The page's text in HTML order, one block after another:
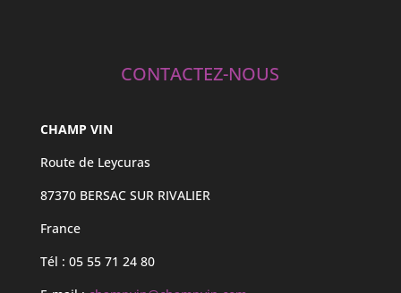
CONTACTEZ-NOUS
CHAMP VIN
Route de Leycuras
87370 BERSAC SUR RIVALIER
France
Tél : 05 55 71 24 80